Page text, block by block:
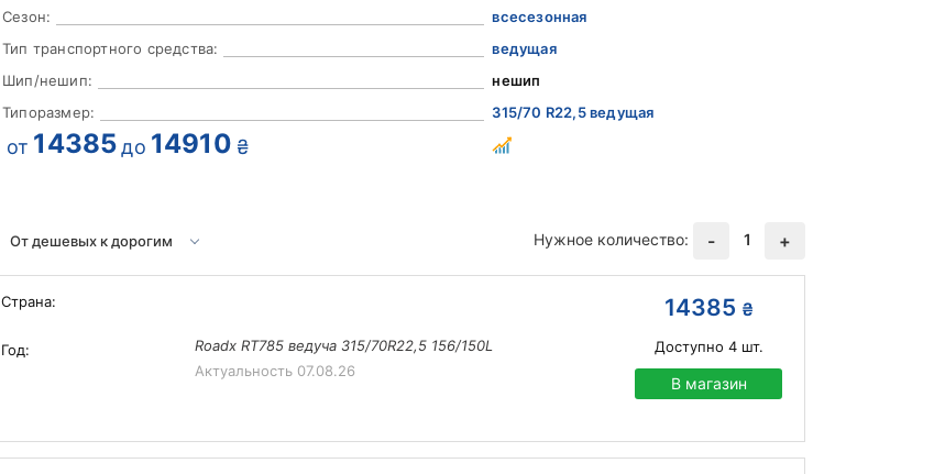
Сезон:
всесезонная
Тип транспортного средства:
ведущая
Шип/нешип:
нешип
Типоразмер:
315/70 R22,5 ведущая
от 14385 до 14910 ₴
Нужное количество: - 1 +
Страна:
Год:
Roadx RT785 ведуча 315/70R22,5 156/150L
Актуальность 07.08.26
14385 ₴
Доступно 4шт.
В магазин